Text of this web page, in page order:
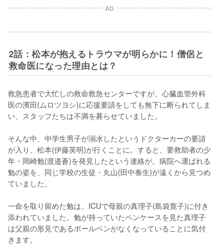
AD
2話：松本が抱えるトラウマが明らかに！僧侶と
救命医になった理由とは？
救急患者で大忙しの救命救急センターですが、心臓血管外科
医の濱田(ムロツヨシ)に応援要請をしても無下に断られてしま
い、スタッフたちは不満を募らせていました。
そんな中、中学生男子が溺水したというドクターカーの要請
が入り、松本(伊藤英明)が行くことに。すると、要救助者の少
年・岡崎勉(渡邉蒼)を発見したという連絡が。病院へ運ばれる
勉の姿を、同じ学校の生徒・丸山(田中奏生)が遠くから見つめ
ていました。
一命を取り留めた勉は、ICUで母親の真理子(島袋寛子)に付き
添われていました。勉が持っていたペンケースを見た真理子
は父親の形見であるボールペンがなくなっていることに気付
きます。